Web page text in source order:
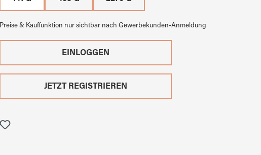
Preise & Kauffunktion nur sichtbar nach Gewerbekunden-Anmeldung
EINLOGGEN
JETZT REGISTRIEREN